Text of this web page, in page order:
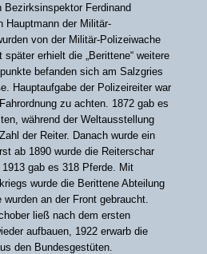
Bezirksinspektor Ferdinand
Hauptmann der Militär-
von der Militär-Polizeiwache
erhielt die „Berittene“ weitere
befanden sich am Salzgries
Hauptaufgabe der Polizeireiter war
zu achten. 1872 gab es
während der Weltausstellung
der Reiter. Danach wurde ein
ab 1890 wurde die Reiterschar
gab es 318 Pferde. Mit
wurde die Berittene Abteilung
an der Front gebraucht.
ließ nach dem ersten
aufbauen, 1922 erwarb die
den Bundesgestüten.